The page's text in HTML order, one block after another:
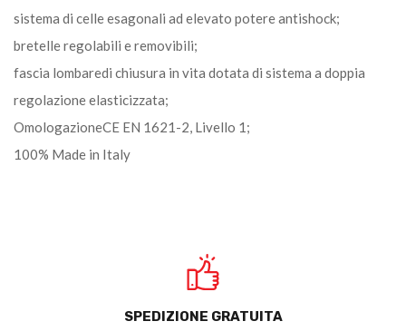
sistema di celle esagonali ad elevato potere antishock;
bretelle regolabili e removibili;
fascia lombaredi chiusura in vita dotata di sistema a doppia
regolazione elasticizzata;
OmologazioneCE EN 1621-2, Livello 1;
100% Made in Italy
SPEDIZIONE GRATUITA